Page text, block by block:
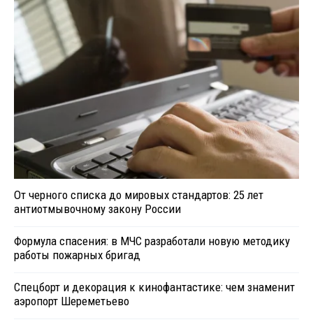
От черного списка до мировых стандартов: 25 лет
антиотмывочному закону России
Формула спасения: в МЧС разработали новую методику
работы пожарных бригад
Спецборт и декорация к кинофантастике: чем знаменит
аэропорт Шереметьево